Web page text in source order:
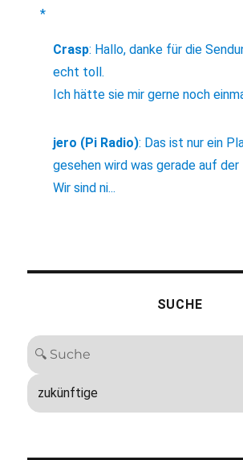
*
Crasp: Hallo, danke für die
echt toll.
Ich hätte sie mir gerne noch
jero (Pi Radio): Das ist nur ein
gesehen wird was gerade auf
Wir sind ni...
SUCHE